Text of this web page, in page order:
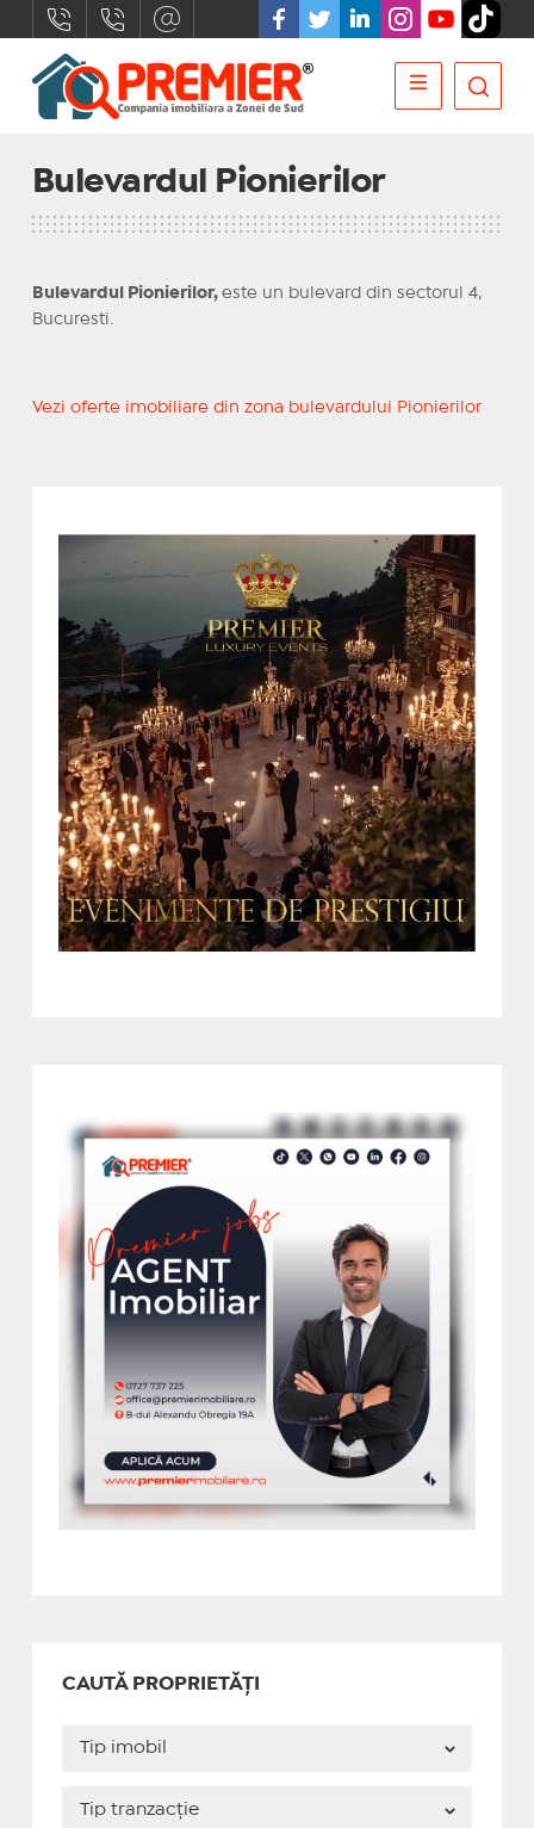
Bulevardul Pionierilor
Bulevardul Pionierilor, este un bulevard din sectorul 4,
Bucuresti.
Vezi oferte imobiliare din zona bulevardului Pionierilor
CAUTĂ PROPRIETĂȚI